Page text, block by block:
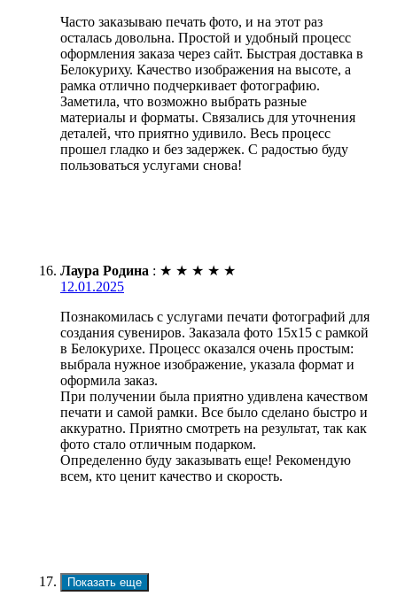
Часто заказываю печать фото, и на этот раз
осталась довольна. Простой и удобный процесс
оформления заказа через сайт. Быстрая доставка в
Белокуриху. Качество изображения на высоте, а
рамка отлично подчеркивает фотографию.
Заметила, что возможно выбрать разные
материалы и форматы. Связались для уточнения
деталей, что приятно удивило. Весь процесс
прошел гладко и без задержек. С радостью буду
пользоваться услугами снова!
Лаура Родина : ★ ★ ★ ★ ★
12.01.2025
Познакомилась с услугами печати фотографий для
создания сувениров. Заказала фото 15х15 с рамкой
в Белокурихе. Процесс оказался очень простым:
выбрала нужное изображение, указала формат и
оформила заказ.
При получении была приятно удивлена качеством
печати и самой рамки. Все было сделано быстро и
аккуратно. Приятно смотреть на результат, так как
фото стало отличным подарком.
Определенно буду заказывать еще! Рекомендую
всем, кто ценит качество и скорость.
Показать еще